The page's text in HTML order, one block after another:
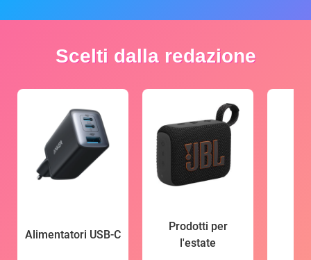
Scelti dalla redazione
Alimentatori USB-C
Prodotti per
l'estate